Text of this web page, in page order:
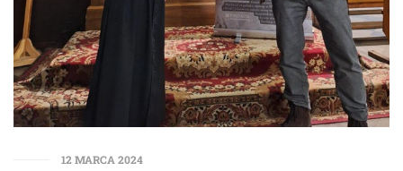
12 MARCA 2024